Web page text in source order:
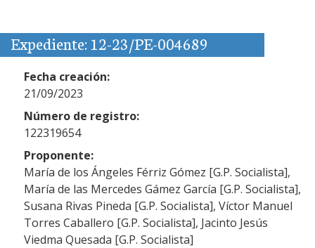
Expediente: 12-23/PE-004689
Fecha creación:
21/09/2023
Número de registro:
122319654
Proponente:
María de los Ángeles Férriz Gómez [G.P. Socialista],
María de las Mercedes Gámez García [G.P. Socialista],
Susana Rivas Pineda [G.P. Socialista], Víctor Manuel
Torres Caballero [G.P. Socialista], Jacinto Jesús
Viedma Quesada [G.P. Socialista]